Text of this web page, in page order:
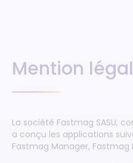
Mention
La société Fastmag SASU,
a conçu les applications
Fastmag Manager, Fastmag